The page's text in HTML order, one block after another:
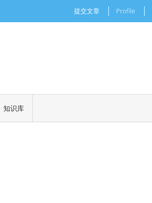
提交文章 Profile
知识库
命